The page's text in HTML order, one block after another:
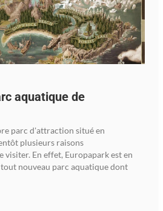
aquatique de
parc d'attraction situé en
plusieurs raisons
visiter. En effet, Europapark est en
nouveau parc aquatique dont